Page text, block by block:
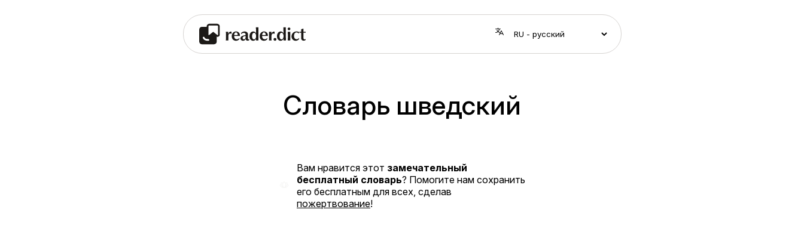
Словарь шведский
Вам нравится этот замечательный
бесплатный словарь? Помогите нам сохранить
его бесплатным для всех, сделав
пожертвование!